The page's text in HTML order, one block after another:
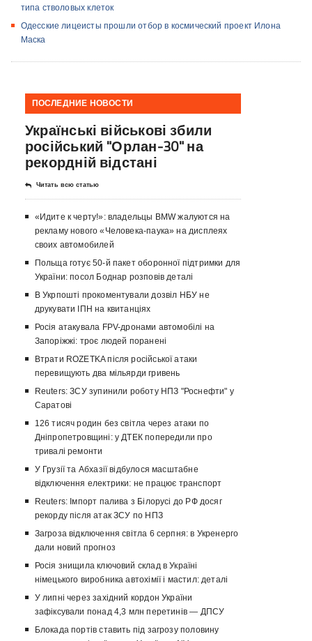
типа стволовых клеток
Одесские лицеисты прошли отбор в космический проект Илона
Маска
ПОСЛЕДНИЕ НОВОСТИ
Українські військові збили
російський "Орлан-30" на
рекордній відстані
Читать всю статью
«Идите к черту!»: владельцы BMW жалуются на
рекламу нового «Человека-паука» на дисплеях
своих автомобилей
Польща готує 50-й пакет оборонної підтримки для
України: посол Боднар розповів деталі
В Укрпошті прокоментували дозвіл НБУ не
друкувати ІПН на квитанціях
Росія атакувала FPV-дронами автомобілі на
Запоріжжі: троє людей поранені
Втрати ROZETKA після російської атаки
перевищують два мільярди гривень
Reuters: ЗСУ зупинили роботу НПЗ "Роснефти" у
Саратові
126 тисяч родин без світла через атаки по
Дніпропетровщині: у ДТЕК попередили про
тривалі ремонти
У Грузії та Абхазії відбулося масштабне
відключення електрики: не працює транспорт
Reuters: Імпорт палива з Білорусі до РФ досяг
рекорду після атак ЗСУ по НПЗ
Загроза відключення світла 6 серпня: в Укренерго
дали новий прогноз
Росія знищила ключовий склад в Україні
німецького виробника автохімії і мастил: деталі
У липні через західний кордон України
зафіксували понад 4,3 млн перетинів — ДПСУ
Блокада портів ставить під загрозу половину